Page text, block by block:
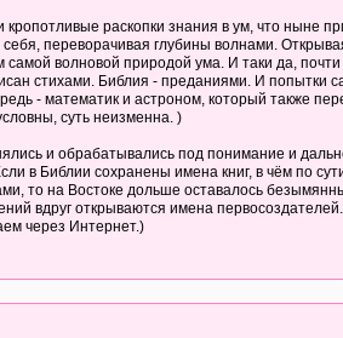
раскопки знания в ум, что ныне
переворачивая глубины волнами.
волновой природой ума. И таки да,
стихами. Библия - преданиями. И попытки
- математик и астроном, который также
суть неизменна. )
и обрабатывались под понимание и
в Библии сохранены имена книг, в чём по
то на Востоке дольше оставалось
вдруг открываются имена
через Интернет.)